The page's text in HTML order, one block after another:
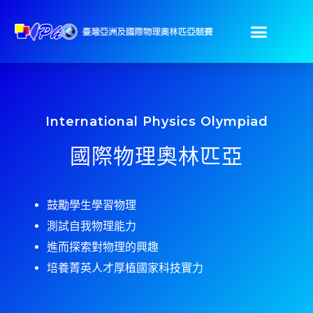
International Physics Olympiad
國際物理奧林匹亞
鼓勵學生學習物理
測試自我物理能力
進而探索對物理的興趣
培養菁英人才厚植國家科技實力